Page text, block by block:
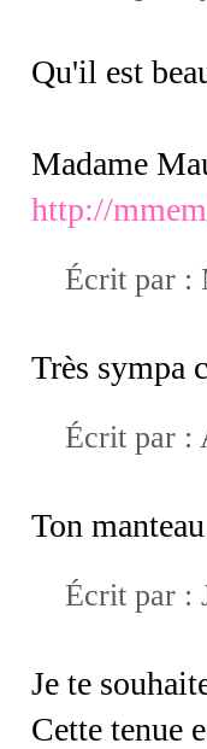
Qu'il est
Madame
http://
Écrit par :
Très sympa
Écrit par :
Ton
Écrit par :
Je te
Cette tenue